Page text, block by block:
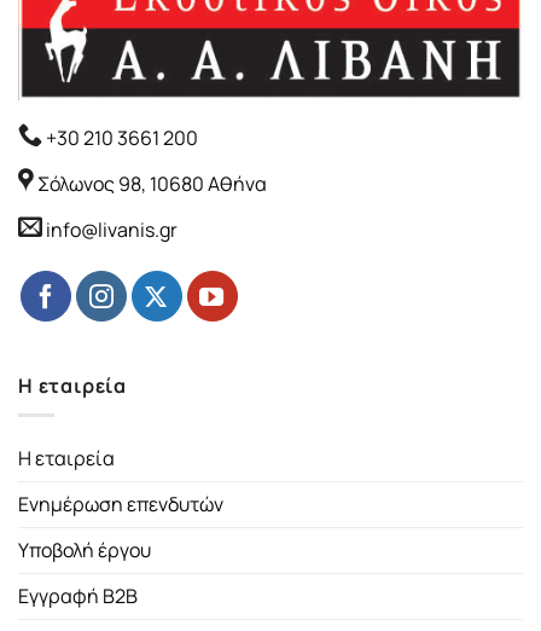
+30 210 3661 200
Σόλωνος 98, 10680 Αθήνα
info@livanis.gr
Η εταιρεία
Η εταιρεία
Ενημέρωση επενδυτών
Υποβολή έργου
Εγγραφή B2B